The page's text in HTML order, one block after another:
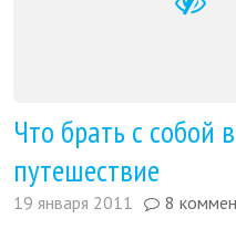
Что брать с собой в
путешествие
19 января 2011 8